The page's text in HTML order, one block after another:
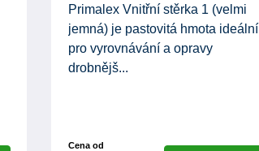
Primalex Vnitřní stěrka 1 (velmi
jemná) je pastovitá hmota ideální
pro vyrovnávání a opravy
drobnějš...
Cena od